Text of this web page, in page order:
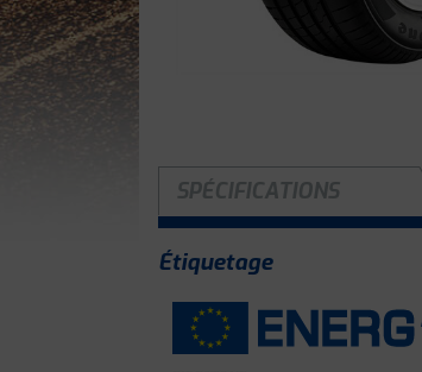
SPÉCIFICATIONS
Étiquetage